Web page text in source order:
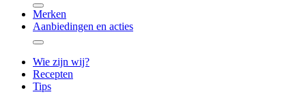
Merken
Aanbiedingen en acties
Wie zijn wij?
Recepten
Tips